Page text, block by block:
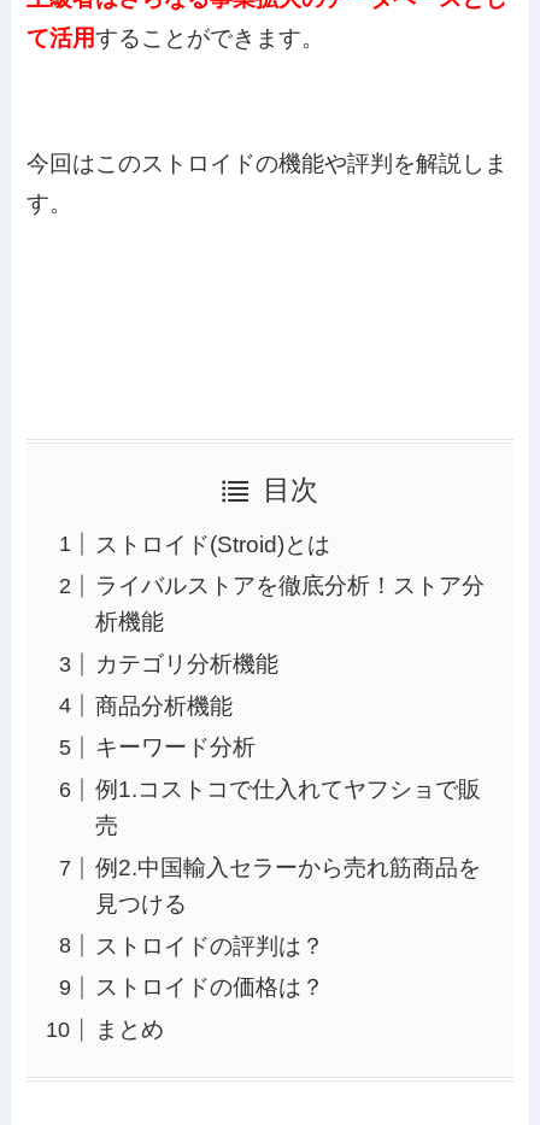
て活用することができます。
今回はこのストロイドの機能や評判を解説しま
す。
目次
ストロイド(Stroid)とは
ライバルストアを徹底分析！ストア分
析機能
カテゴリ分析機能
商品分析機能
キーワード分析
例1.コストコで仕入れてヤフショで販
売
例2.中国輸入セラーから売れ筋商品を
見つける
ストロイドの評判は？
ストロイドの価格は？
まとめ